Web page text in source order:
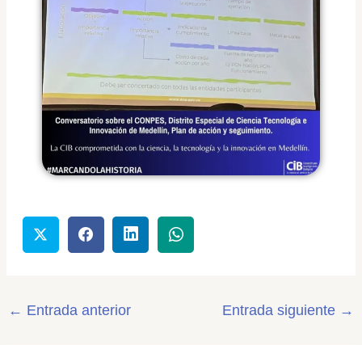
← Entrada anterior Entrada siguiente →